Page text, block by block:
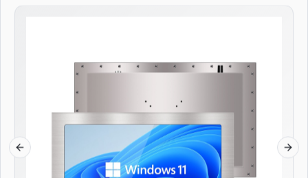
Black SS Premium ENT-WP-
Previous slide